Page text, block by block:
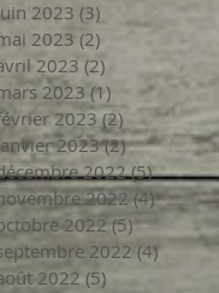
2023 (3)
2023 (2)
2023(2) 2 posts
2023 (1) 1 post
2023(2) 2 posts
2023 (2)2 posts
2022 (5)5 posts
2022 (4)4 posts
2022 (5)5 posts
2022 (4)4 posts
2022 (5)